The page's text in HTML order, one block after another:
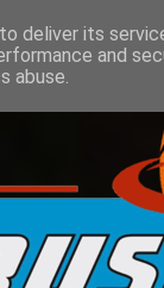
deliver its
and
abuse.